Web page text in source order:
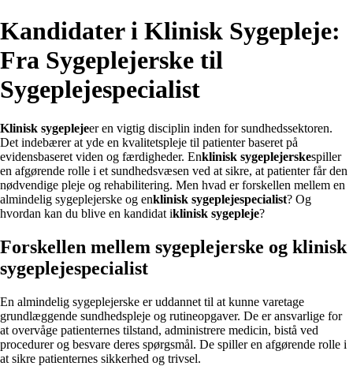
Kandidater i Klinisk Sygepleje:
Fra Sygeplejerske til
Sygeplejespecialist
Klinisk sygeplejeer en vigtig disciplin inden for sundhedssektoren.
Det indebærer at yde en kvalitetspleje til patienter baseret på
evidensbaseret viden og færdigheder. Enklinisk sygeplejerskespiller
en afgørende rolle i et sundhedsvæsen ved at sikre, at patienter får den
nødvendige pleje og rehabilitering. Men hvad er forskellen mellem en
almindelig sygeplejerske og enklinisk sygeplejespecialist? Og
hvordan kan du blive en kandidat iklinisk sygepleje?
Forskellen mellem sygeplejerske og klinisk
sygeplejespecialist
En almindelig sygeplejerske er uddannet til at kunne varetage
grundlæggende sundhedspleje og rutineopgaver. De er ansvarlige for
at overvåge patienternes tilstand, administrere medicin, bistå ved
procedurer og besvare deres spørgsmål. De spiller en afgørende rolle i
at sikre patienternes sikkerhed og trivsel.